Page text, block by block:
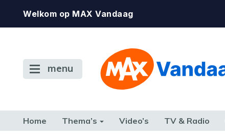
Welkom op MAX Vandaag
menu
Home Thema’s Video’s TV & Radio